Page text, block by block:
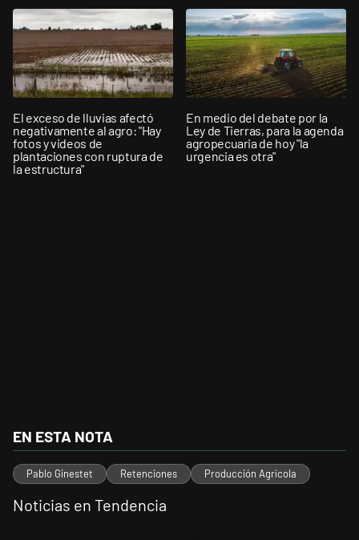
El exceso de lluvias afectó
negativamente al agro: "Hay
fotos y videos de
plantaciones con ruptura de
la estructura"
En medio del debate por la
Ley de Tierras, para la agenda
agropecuaria de hoy "la
urgencia es otra"
EN ESTA NOTA
Pablo Ginestet Retenciones Producción Agrícola
Noticias en Tendencia